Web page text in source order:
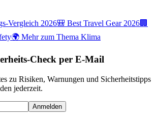
Vergleich 2026🎒 Best Travel Gear 2026🏢
🌍 Mehr zum Thema Klima
Check per E-Mail
zu Risiken, Warnungen und Sicherheitstipps
jederzeit.
Anmelden